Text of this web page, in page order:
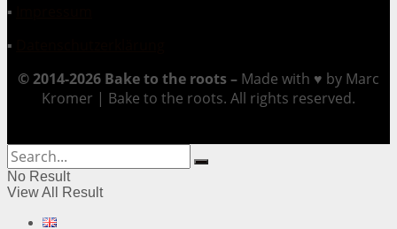
▪
▪
© 2014-2026 Bake to the roots – Made with ♥ by Marc
Kromer | Bake to the roots. All rights reserved.
No Result
View All Result